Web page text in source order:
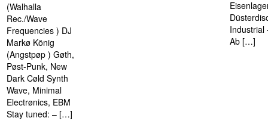
(Walhalla
Rec./Wave
Frequencies ) DJ
Markø König
(Angstpøp ) Gøth,
Pøst-Punk, New
Dark Cøld Synth
Wave, Minimal
Electrønics, EBM
Stay tuned: – […]
Industrial
Ab […]